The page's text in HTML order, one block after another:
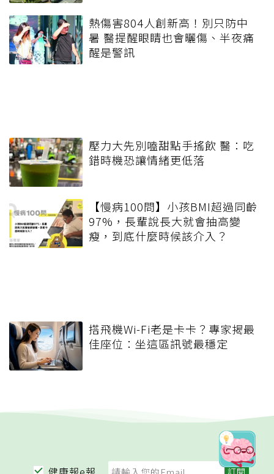
熱傷害804人創新高！別只防中
暑 醫提醒眼睛也會曬傷、半夜痛
醒是警訊
壓力大先別嗑甜點手搖飲 醫：吃
錯時機恐讓情緒更低落
【慢病100問】小孩BMI超過同齡
97%，長輩說長大就會抽高變
瘦，到底什麼時候該介入？
搭飛機Wi-Fi老是卡卡？專家揭最
佳座位：坐這區訊號最穩定